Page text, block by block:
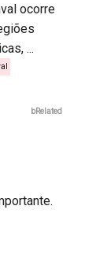
ocorre
...
bRelated